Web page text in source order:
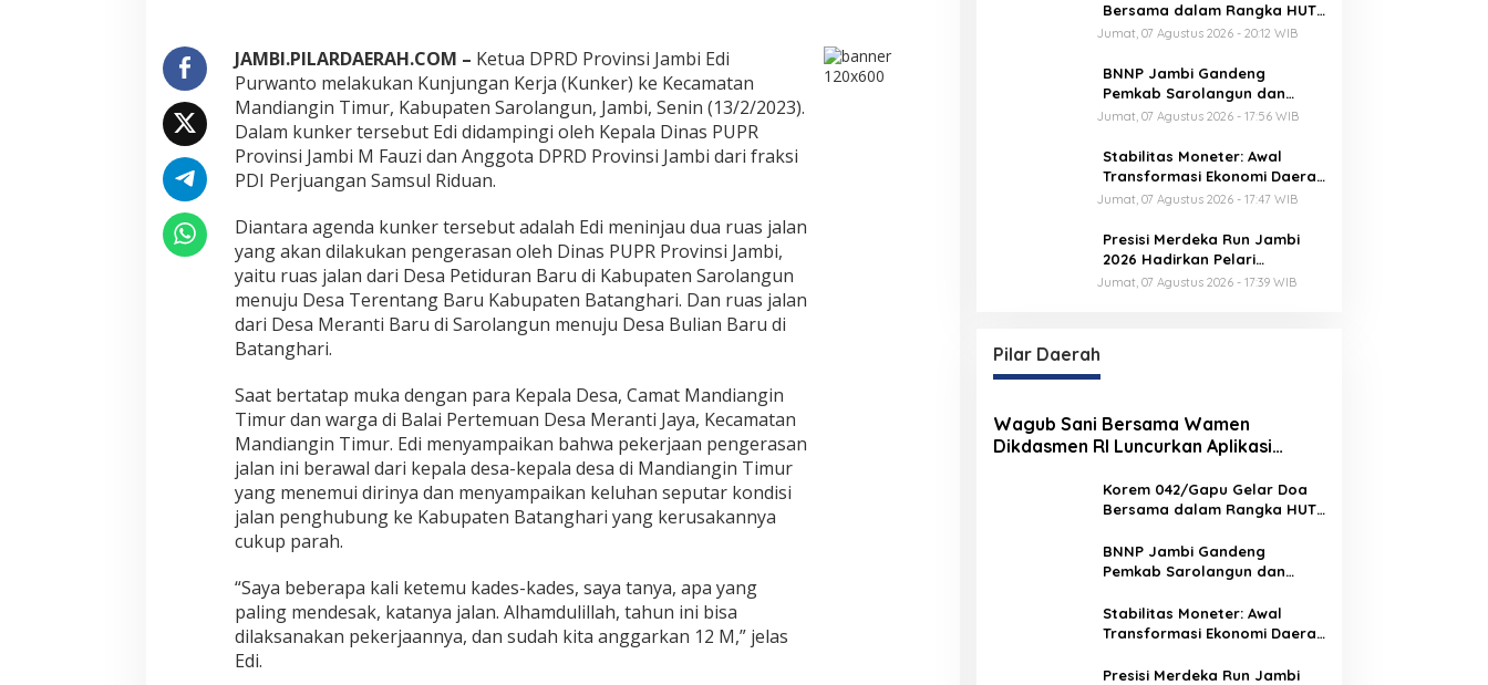
o
a
n
g
u
n
d
i
P
u
r
w
a
t
o
T
n
j
a
u
D
a
R
u
JAMBI.PILARDAERAH.COM – Ketua DPRD Provinsi Jambi Edi
Purwanto melakukan Kunjungan Kerja (Kunker) ke Kecamatan
Mandiangin Timur, Kabupaten Sarolangun, Jambi, Senin (13/2/2023).
Dalam kunker tersebut Edi didampingi oleh Kepala Dinas PUPR
Provinsi Jambi M Fauzi dan Anggota DPRD Provinsi Jambi dari fraksi
PDI Perjuangan Samsul Riduan.
Diantara agenda kunker tersebut adalah Edi meninjau dua ruas jalan
yang akan dilakukan pengerasan oleh Dinas PUPR Provinsi Jambi,
yaitu ruas jalan dari Desa Petiduran Baru di Kabupaten Sarolangun
menuju Desa Terentang Baru Kabupaten Batanghari. Dan ruas jalan
dari Desa Meranti Baru di Sarolangun menuju Desa Bulian Baru di
Batanghari.
Saat bertatap muka dengan para Kepala Desa, Camat Mandiangin
Timur dan warga di Balai Pertemuan Desa Meranti Jaya, Kecamatan
Mandiangin Timur. Edi menyampaikan bahwa pekerjaan pengerasan
jalan ini berawal dari kepala desa-kepala desa di Mandiangin Timur
yang menemui dirinya dan menyampaikan keluhan seputar kondisi
jalan penghubung ke Kabupaten Batanghari yang kerusakannya
cukup parah.
“Saya beberapa kali ketemu kades-kades, saya tanya, apa yang
paling mendesak, katanya jalan. Alhamdulillah, tahun ini bisa
dilaksanakan pekerjaannya, dan sudah kita anggarkan 12 M,” jelas
Edi.
Bersama dalam Rangka HUT
Ke-1 Kodam XX/TIB
Jumat, 07 Agustus 2026 - 20:12 WIB
BNNP Jambi Gandeng
Pemkab Sarolangun dan
Densus 88 Perkuat Benteng
Terorisme, dan Narkoba
Jumat, 07 Agustus 2026 - 17:56 WIB
Stabilitas Moneter: Awal
Transformasi Ekonomi Daerah
Jambi
Jumat, 07 Agustus 2026 - 17:47 WIB
Presisi Merdeka Run Jambi
2026 Hadirkan Pelari
Nasional, 8.750 Peserta Siap
Jumat, 07 Agustus 2026 - 17:39 WIB
Pilar Daerah
Wagub Sani Bersama Wamen
Dikdasmen RI Luncurkan Aplikasi
Digital Pendidikan di Jambi
Korem 042/Gapu Gelar Doa
Bersama dalam Rangka HUT
BNNP Jambi Gandeng
Pemkab Sarolangun dan
Pelajar dari Radikalisme,
Terorisme, dan Narkoba
Stabilitas Moneter: Awal
Transformasi Ekonomi Daerah
Presisi Merdeka Run Jambi